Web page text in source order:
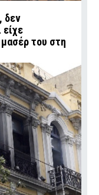
δεν
του στη